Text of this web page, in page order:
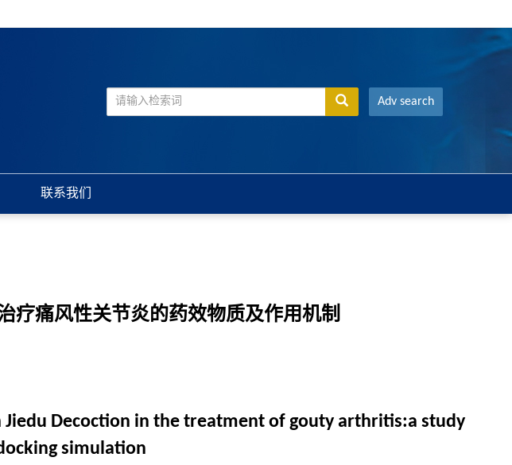
Adv search
联系我们
疗痛风性关节炎的药效物质及作用机制
Decoction in the treatment of gouty arthritis:a study
simulation